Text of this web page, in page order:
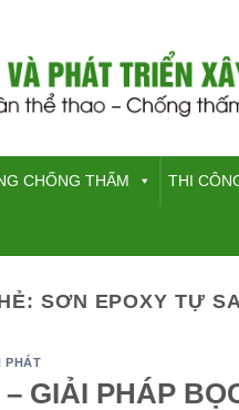
CHỐNG THẤM THI
SƠN EPOXY TỰ
PHÁT
GIẢI PHÁP